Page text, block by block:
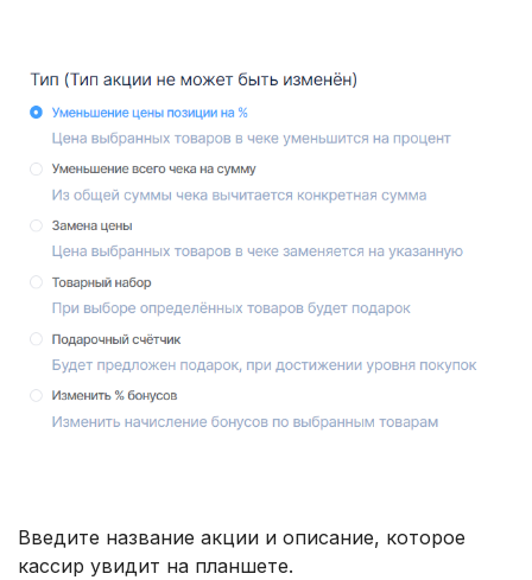
Введите название акции и описание, которое
кассир увидит на планшете.